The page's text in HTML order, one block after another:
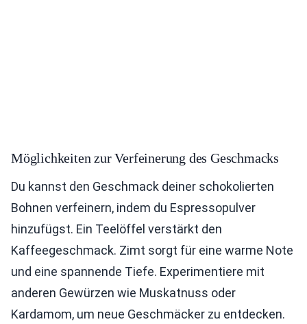
Möglichkeiten zur Verfeinerung des Geschmacks
Du kannst den Geschmack deiner schokolierten
Bohnen verfeinern, indem du Espressopulver
hinzufügst. Ein Teelöffel verstärkt den
Kaffeegeschmack. Zimt sorgt für eine warme Note
und eine spannende Tiefe. Experimentiere mit
anderen Gewürzen wie Muskatnuss oder
Kardamom, um neue Geschmäcker zu entdecken.